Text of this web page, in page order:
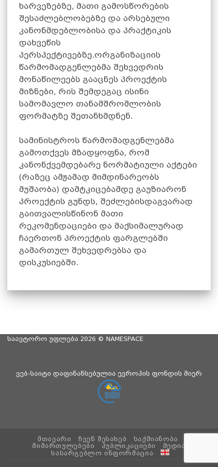
ხარვეზებზე, მათი გამოსწორების
შესაძლებლობებზე და არსებული
კანონმდებლობისა და პრაქტიკის
დახვეწის
პერსპექტივებზე.ორგანიზაციის
წარმომადგენლებმა შეხვედრის
მონაწილეებს გააცნეს პროექტის
მიზნები, რის შემდეგაც ისინი
სამომავლო თანამშრომლობის
ფორმატზე შეთანხმდნენ.
სამინისტროს წარმომადგენლებმა
გამოთქვეს მზადყოფნა, რომ
კანონქვემდებარე ნორმატიული აქტები
(რაზეც ამჟამად მიმდინარეობს
მუშაობა) დამტკიცებამდე გაუზიარონ
პროექტის გუნდს, შეძლებისდაგვარად
გაითვალისწინონ მათი
რეკომენდაციები და მაქსიმალურად
ჩაერთონ პროექტის ფარგლებში
გამართულ შეხვედრებსა და
დისკუსიებში.
საავტორო უფლება 2026 © NAMESPACE
ვებ-საიტი დაფინანსებულია ევროპის ფონდის მიერ
ᲛᲗᲐᲕᲐᲠᲘ ᲩᲕᲔᲜ ᲨᲔᲡᲐᲮᲔᲑ
ᲡᲐᲥᲛᲘᲐᲜᲝᲑᲐ
ᲛᲘᲛᲐᲠᲗᲣᲚᲔᲑᲔᲑᲘ
ᲞᲣᲑᲚᲘᲙᲐᲪᲘᲔᲑᲘ
ᲛᲔᲓᲘᲐ
ᲡᲐᲡᲐᲠᲒᲔᲑᲚᲝ ᲘᲜᲤᲝᲠᲛᲐᲪᲘᲐ